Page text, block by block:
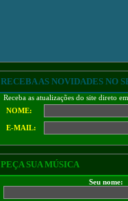
RECEBA AS NOVIDADES NO
Receba as atualizações do site direto
NOME:
E-MAIL:
PEÇA SUA MÚSICA
Seu nome: